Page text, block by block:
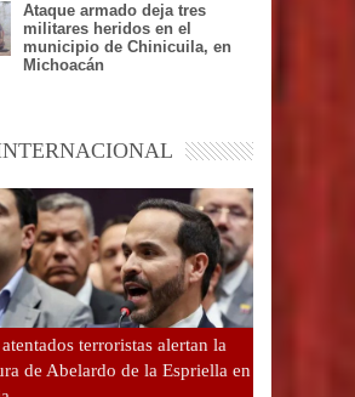
Ataque armado deja tres
militares heridos en el
municipio de Chinicuila, en
Michoacán
terroristas alertan la
de Abelardo de la Espriella en